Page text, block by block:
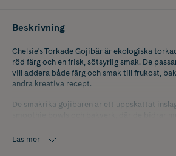
Beskrivning
Chelsie's Torkade Gojibär är ekologiska
röd färg och en frisk, sötsyrlig smak. De
vill addera både färg och smak till frukost,
andra kreativa recept.
De smakrika gojibären är ett uppskattat
goda att äta direkt ur påsen som ett fruktigt
Läs mer